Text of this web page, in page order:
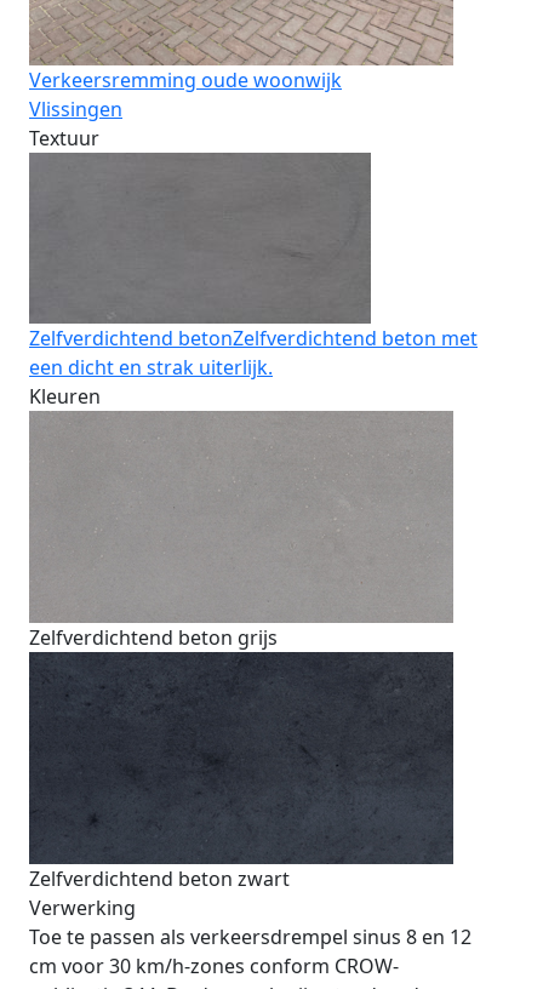
Verkeersremming oude woonwijk
Vlissingen
Textuur
Zelfverdichtend betonZelfverdichtend beton met
een dicht en strak uiterlijk.
Kleuren
Zelfverdichtend beton grijs
Zelfverdichtend beton zwart
Verwerking
Toe te passen als verkeersdrempel sinus 8 en 12
cm voor 30 km/h-zones conform CROW-